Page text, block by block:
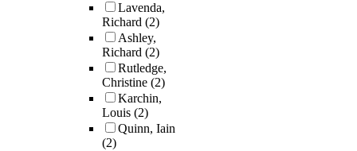
Lavenda,
Richard (2)
Ashley,
Richard (2)
Rutledge,
Christine (2)
Karchin,
Louis (2)
Quinn, Iain
(2)